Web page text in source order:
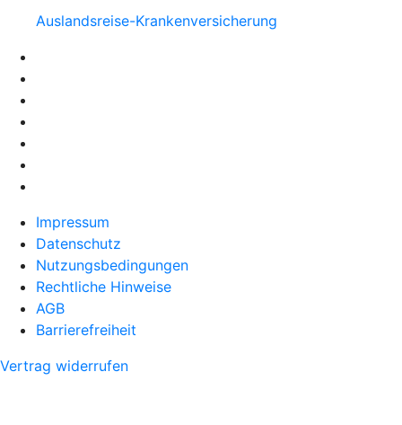
Auslandsreise-Krankenversicherung
Impressum
Datenschutz
Nutzungsbedingungen
Rechtliche Hinweise
AGB
Barrierefreiheit
Vertrag widerrufen